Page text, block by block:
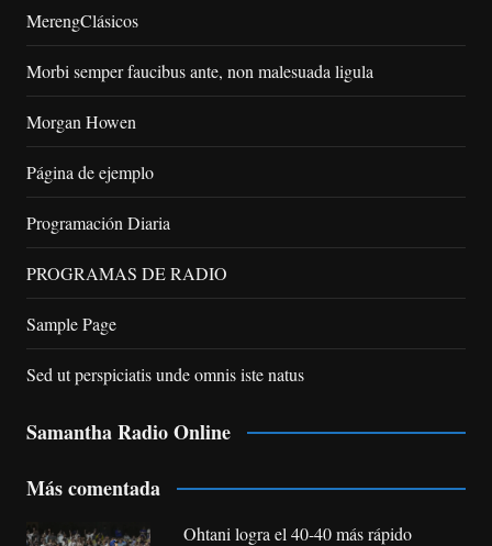
MerengClásicos
Morbi semper faucibus ante, non malesuada ligula
Morgan Howen
Página de ejemplo
Programación Diaria
PROGRAMAS DE RADIO
Sample Page
Sed ut perspiciatis unde omnis iste natus
Samantha Radio Online
Más comentada
Ohtani logra el 40-40 más rápido